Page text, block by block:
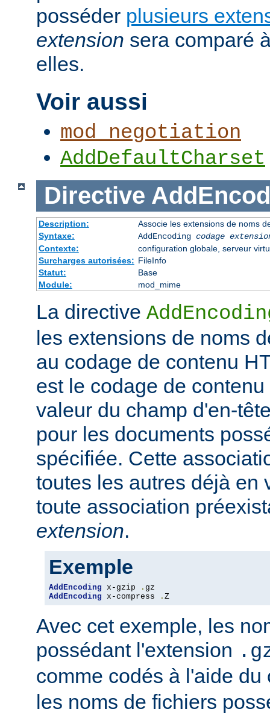
posséder plusieurs
extension sera comparé
elles.
Voir aussi
mod_negotiation
AddDefaultCharset
Directive
Description:
Associe les extensions de noms
Syntaxe:
AddEncoding codage
Contexte:
configuration globale, serveur
Surcharges autorisées: FileInfo
Statut:
Base
Module:
mod_mime
La directive
les extensions de noms
au codage de contenu
est le codage de
valeur du champ d'en-
pour les documents
spécifiée. Cette
toutes les autres déjà en
toute association
extension.
Exemple
AddEncoding x-gzip .
AddEncoding x-compress . Z
Avec cet exemple, les
possédant l'extension
comme codés à l'aide
les noms de fichiers